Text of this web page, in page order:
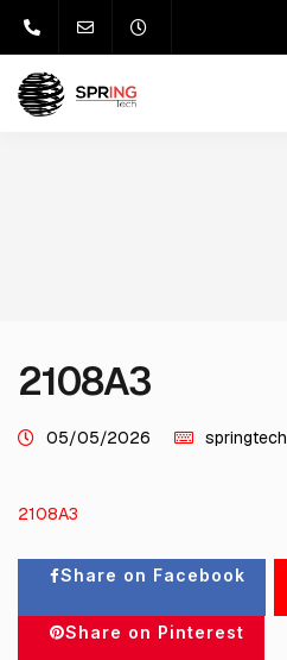
2108A3
05/05/2026 springtech
2108A3
Share on Facebook
Share on Pinterest